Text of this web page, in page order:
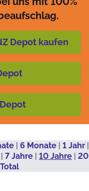
Depot kaufen
| 6 Monate| 1 Jahr|
| 7 Jahre | 10 Jahre | 20
Total